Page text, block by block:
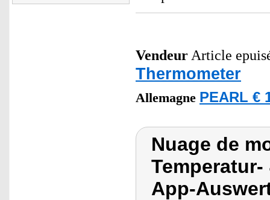
Vendeur Article
Thermometer
Allemagne PEARL €
Nuage de
App-